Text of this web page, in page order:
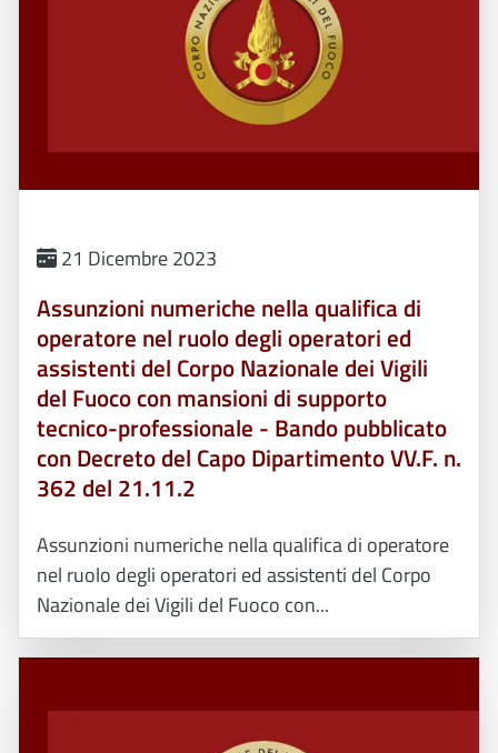
21 Dicembre 2023
Assunzioni numeriche nella qualifica di
operatore nel ruolo degli operatori ed
assistenti del Corpo Nazionale dei Vigili
del Fuoco con mansioni di supporto
tecnico-professionale - Bando pubblicato
con Decreto del Capo Dipartimento VV.F. n.
362 del 21.11.2
Assunzioni numeriche nella qualifica di operatore
nel ruolo degli operatori ed assistenti del Corpo
Nazionale dei Vigili del Fuoco con...